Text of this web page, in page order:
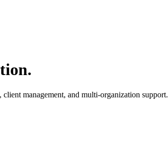
management, and multi-organization support.